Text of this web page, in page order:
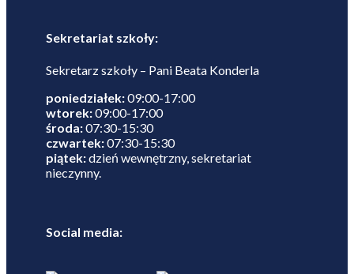
Sekretariat szkoły:
Sekretarz szkoły – Pani Beata Konderla
poniedziałek:09:00-17:00
wtorek:09:00-17:00
środa:07:30-15:30
czwartek:07:30-15:30
piątek:dzień wewnętrzny, sekretariat
nieczynny.
Social media: